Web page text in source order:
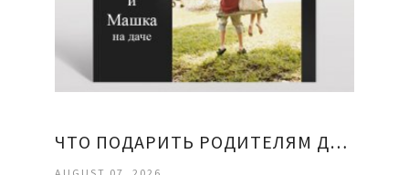
ЧТО ПОДАРИТЬ РОДИТЕЛЯМ ДЕВУШКИ